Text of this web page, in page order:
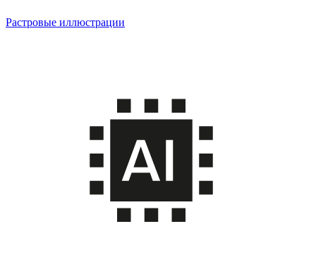
Растровые иллюстрации